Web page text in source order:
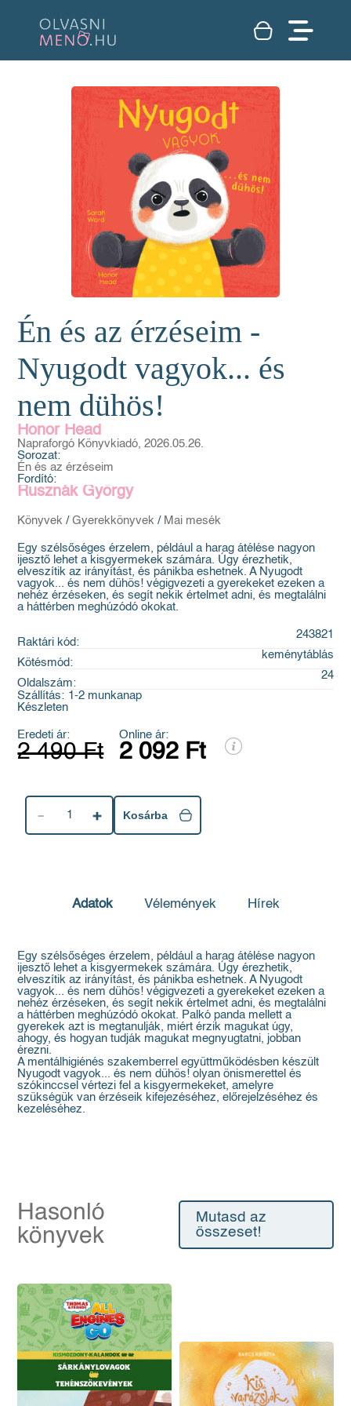
Én és az érzéseim -
Nyugodt vagyok... és
nem dühös!
Honor Head
Napraforgó Könyvkiadó, 2026.05.26.
Sorozat:
Én és az érzéseim
Fordító:
Rusznák György
Könyvek / Gyerekkönyvek / Mai mesék
Egy szélsőséges érzelem, például a harag átélése nagyon
ijesztő lehet a kisgyermekek számára. Úgy érezhetik,
elveszítik az irányítást, és pánikba eshetnek. A Nyugodt
vagyok... és nem dühös! végigvezeti a gyerekeket ezeken a
nehéz érzéseken, és segít nekik értelmet adni, és megtalálni
a háttérben meghúzódó okokat.
Raktári kód:
243821
Kötésmód:
keménytáblás
Oldalszám:
24
Szállítás: 1-2 munkanap
Készleten
Eredeti ár:
2 490 Ft
Online ár:
2 092 Ft
1 Kosárba
Adatok Vélemények Hírek
Egy szélsőséges érzelem, például a harag átélése nagyon
ijesztő lehet a kisgyermekek számára. Úgy érezhetik,
elveszítik az irányítást, és pánikba eshetnek. A Nyugodt
vagyok... és nem dühös! végigvezeti a gyerekeket ezeken a
nehéz érzéseken, és segít nekik értelmet adni, és megtalálni
a háttérben meghúzódó okokat. Palkó panda mellett a
gyerekek azt is megtanulják, miért érzik magukat úgy,
ahogy, és hogyan tudják magukat megnyugtatni, jobban
érezni.
A mentálhigiénés szakemberrel együttműködésben készült
Nyugodt vagyok... és nem dühös! olyan önismerettel és
szókinccsel vértezi fel a kisgyermekeket, amelyre
szükségük van érzéseik kifejezéséhez, előrejelzéséhez és
kezeléséhez.
Hasonló
könyvek
Mutasd az
összeset!